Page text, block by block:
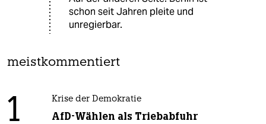
schon seit Jahren pleite und
unregierbar.
meistkommentiert
1 Krise der Demokratie
AfD-Wählen als Triebabfuhr